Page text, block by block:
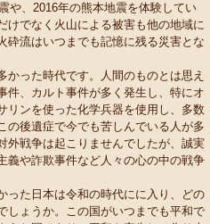
や、2016年の熊本地震を体験してい
けでなく火山による被害も他の地域に
砕流はいつまでも記憶に残る災害とな
った時代です。人間のものとは思え
件、カルト事件が多く発生し、特にオ
リンを使った化学兵器を使用し、多数
の後遺症で今でも苦しんでいる人が多
外戦争は起こりませんでしたが、誠実
義や詐欺事件など人々の心の中の戦争
った日本は令和の時代にに入り、どの
しょうか。この国がいつまでも平和で